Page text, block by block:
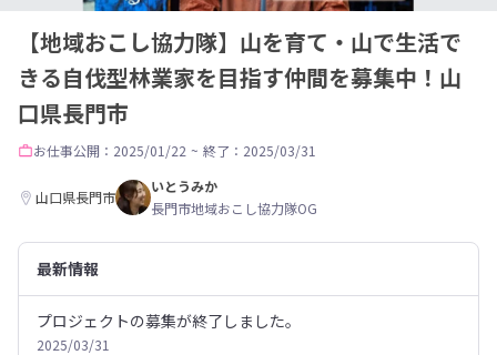
【地域おこし協力隊】山を育て・山で生活で
きる自伐型林業家を目指す仲間を募集中！山
口県長門市
お仕事公開：2025/01/22 ~ 終了：2025/03/31
山口県長門市
いとうみか
長門市地域おこし協力隊OG
最新情報
プロジェクトの募集が終了しました。
2025/03/31